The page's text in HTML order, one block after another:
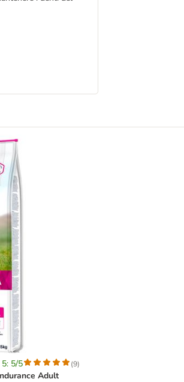
5/5 (9)
Adult